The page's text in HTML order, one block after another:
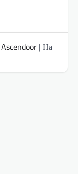
Ascendoor | На